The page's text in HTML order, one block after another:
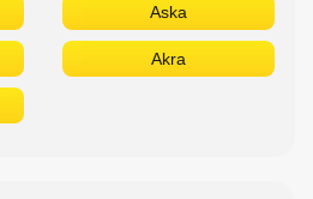
Aska
Akra